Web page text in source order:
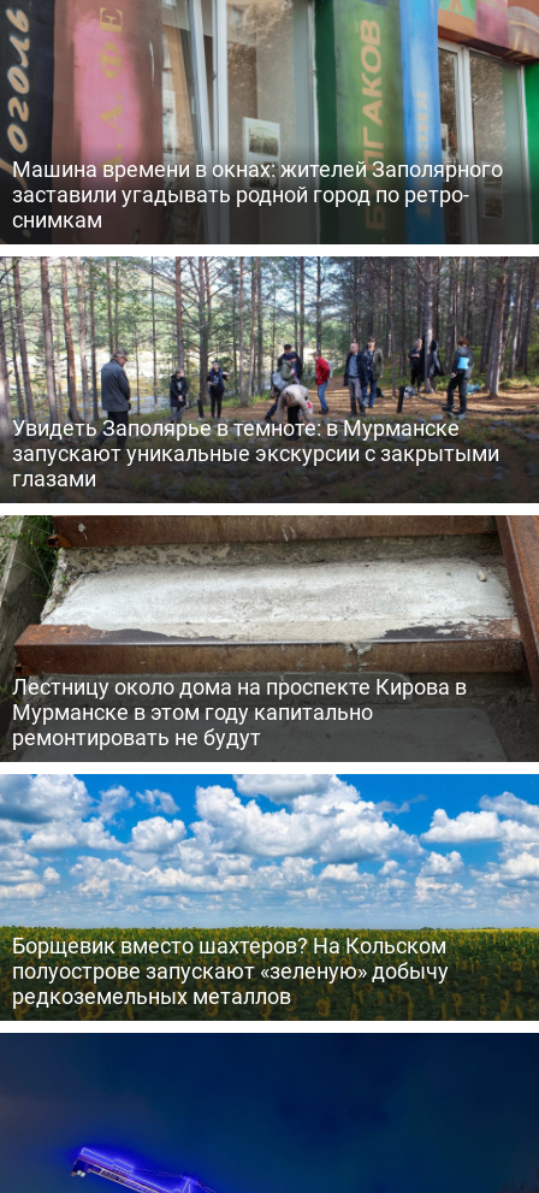
Машина времени в окнах: жителей Заполярного
заставили угадывать родной город по ретро-
снимкам
Увидеть Заполярье в темноте: в Мурманске
запускают уникальные экскурсии с закрытыми
глазами
Лестницу около дома на проспекте Кирова в
Мурманске в этом году капитально
ремонтировать не будут
Борщевик вместо шахтеров? На Кольском
полуострове запускают «зеленую» добычу
редкоземельных металлов